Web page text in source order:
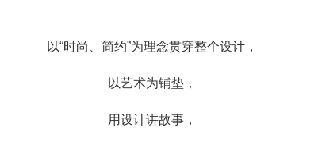
以“时尚、简约”为理念贯穿整个设计，
以艺术为铺垫，
用设计讲故事，